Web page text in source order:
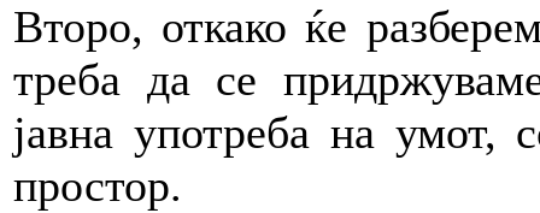
Второ, откако ќе
треба да се
јавна употреба на умот,
простор.